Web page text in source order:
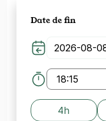
Date de fin
4h